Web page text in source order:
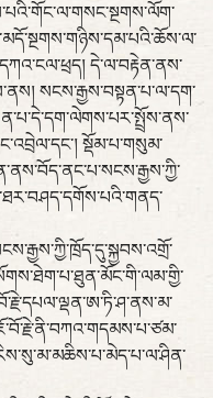
དེ་ལ་བརྟེན་ནས་
སངས་རྒྱས་བསྟན་པ་ལ་དག་
སྡོམ་པ་གསུམ་